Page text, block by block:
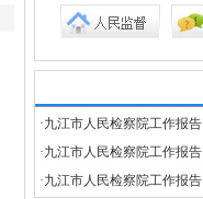
·九江市人民检察院工作报告
·九江市人民检察院工作报告
·九江市人民检察院工作报告